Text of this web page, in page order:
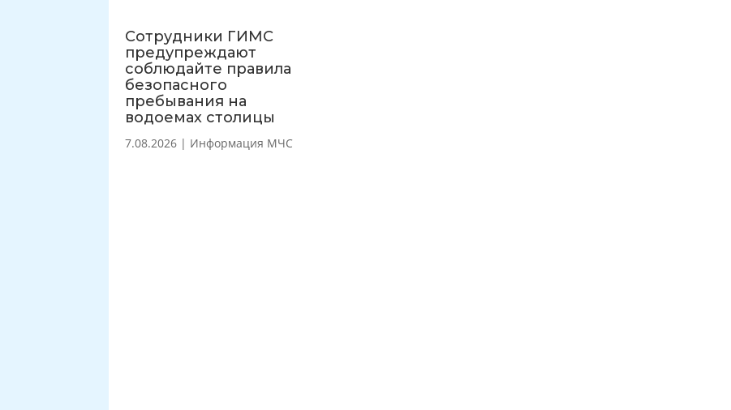
Сотрудники ГИМС
предупреждают
соблюдайте правила
безопасного
пребывания на
водоемах столицы
7.08.2026 | Информация МЧС